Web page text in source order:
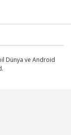
Dünya ve Android